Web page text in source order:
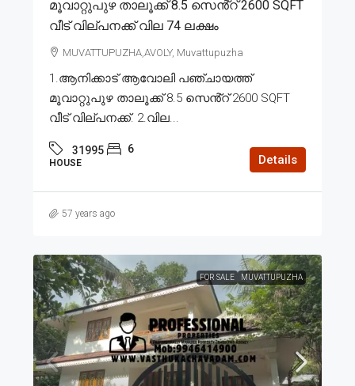
മൂവാറ്റുപുഴ താലൂക്ക് 8.5 സെൻ്റ് 2600 SQFT
വീട് വില്പനക്ക് വില 74 ലക്ഷം
MUVATTUPUZHA,AVOLY, Muvattupuzha
1.ആനിക്കാട് ആവോലി പഞ്ചായത്ത്
മൂവാറ്റുപുഴ താലൂക്ക് 8.5 സെൻ്റ് 2600 SQFT
വീട് വില്പനക്ക്. 2.വില...
31995 6
HOUSE Details
57 years ago
FOR SALE MUVATTUPUZHA